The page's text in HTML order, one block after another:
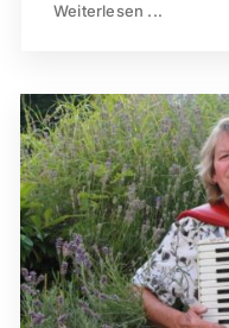
Weiterlesen ...